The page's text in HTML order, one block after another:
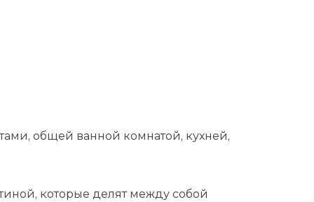
общей ванной комнатой, кухней,
которые делят между собой